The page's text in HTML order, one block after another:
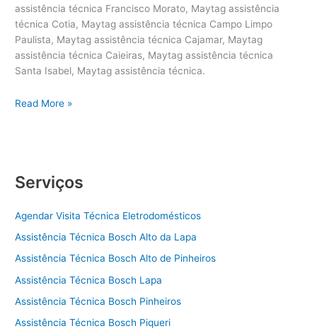
assistência técnica Francisco Morato, Maytag assistência
técnica Cotia, Maytag assistência técnica Campo Limpo
Paulista, Maytag assistência técnica Cajamar, Maytag
assistência técnica Caieiras, Maytag assistência técnica
Santa Isabel, Maytag assistência técnica.
Maytag
Read More »
Serviços
Agendar Visita Técnica Eletrodomésticos
Assistência Técnica Bosch Alto da Lapa
Assistência Técnica Bosch Alto de Pinheiros
Assistência Técnica Bosch Lapa
Assistência Técnica Bosch Pinheiros
Assistência Técnica Bosch Piqueri